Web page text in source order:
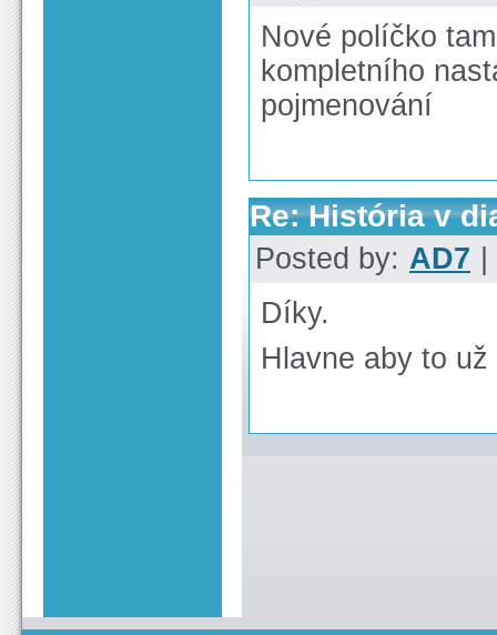
Nové políčko
kompletního
pojmenování
Re: História v
Posted by: AD7
Díky.
Hlavne aby to